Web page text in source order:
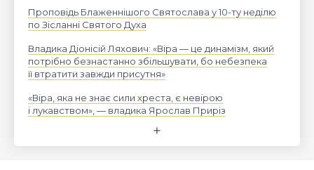
Проповідь Блаженнішого Святослава у 10-ту неділю
по Зісланні Святого Духа
Владика Діонісій Ляхович: «Віра — це динамізм, який
потрібно безнастанно збільшувати, бо небезпека
її втратити завжди присутня»
«Віра, яка не знає сили хреста, є невірою
і лукавством», — владика Ярослав Приріз